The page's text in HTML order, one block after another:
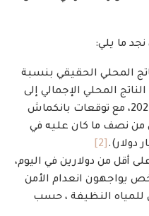
نجد ما يلي:
المحلي الحقيقي بنسبة
المحلي الإجمالي إلى
حوالي 19.10 مليار دولار في 2024، مع توقعات بانكماش
من نصف ما كان عليه في
[2]
أقل من دولارين في اليوم،
17 مليون شخص يواجهون انعدام الأمن
يفتقرون للمياه النظيفة ، حسب